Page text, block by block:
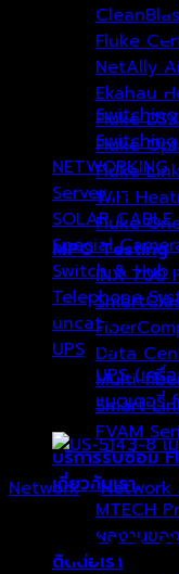
Fluke
NetAlly
Ekahau
Fluke
Fluke
Fluke
WiFi
Fluke
MPO Testing
INX 700
Data
Multi-
Smart
FVAM
บริการรับซ่อม
เกี่ยวกับเรา
MTECH
ผลงานของ
ติดต่อเรา
NETWORKING
Server (0)
SOLAR CABLE
Special
Switch & Hub
Telephone
uncat (1)
UPS (0)
UPS (เครื่
แบตเตอรี่
Network / Network
US-5143-8